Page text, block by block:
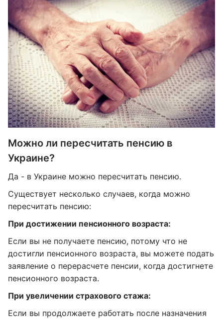
Можно ли пересчитать пенсию в
Украине?
Да - в Украине можно пересчитать пенсию.
Существует несколько случаев, когда можно
пересчитать пенсию:
При достижении пенсионного возраста:
Если вы не получаете пенсию, потому что не
достигли пенсионного возраста, вы можете подать
заявление о перерасчете пенсии, когда достигнете
пенсионного возраста.
При увеличении страхового стажа:
Если вы продолжаете работать после назначения